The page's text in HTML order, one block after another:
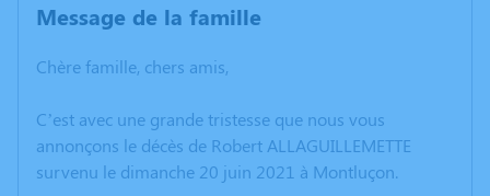
Message de la famille
Chère famille, chers amis,
C’est avec une grande tristesse que nous vous
annonçons le décès de Robert ALLAGUILLEMETTE
survenu le dimanche 20 juin 2021 à Montluçon.